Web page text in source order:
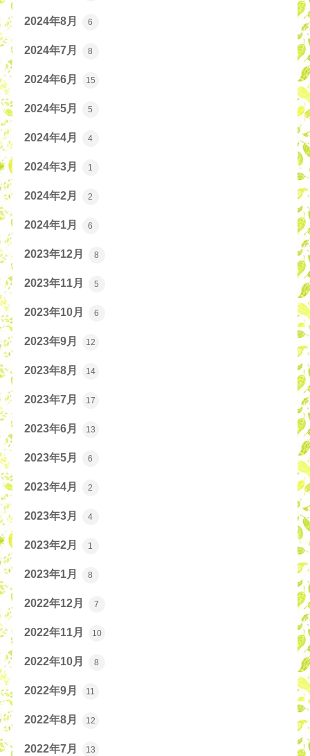
2024年8月 6
2024年7月 8
2024年6月 15
2024年5月 5
2024年4月 4
2024年3月 1
2024年2月 2
2024年1月 6
2023年12月 8
2023年11月 5
2023年10月 6
2023年9月 12
2023年8月 14
2023年7月 17
2023年6月 13
2023年5月 6
2023年4月 2
2023年3月 4
2023年2月 1
2023年1月 8
2022年12月 7
2022年11月 10
2022年10月 8
2022年9月 11
2022年8月 12
2022年7月 13